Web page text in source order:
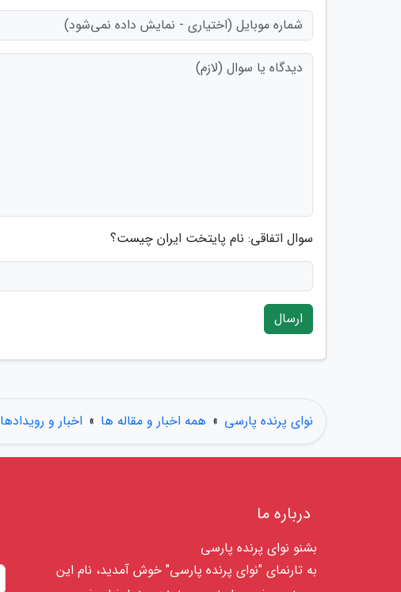
سوال اتفاقی: نام پایتخت ایران چیست؟
ارسال
نوای پرنده پارسی » همه اخبار و مقاله ها » اخبار و رویدادها
درباره ما
بشنو نوای پرنده پارسی
به تارنمای "نوای پرنده پارسی" خوش آمدید، نام این